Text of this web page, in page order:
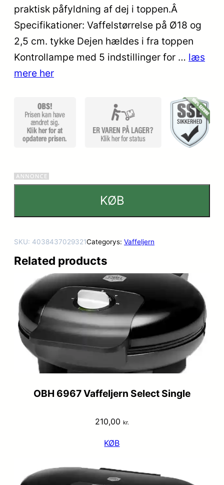
kundebedø
praktisk påfyldning af dej i toppen.Â
Specifikationer: Vaffelstørrelse på Ø18 og
2,5 cm. tykke Dejen hældes i fra toppen
Kontrollampe med 5 indstillinger for … læs
mere her
KØB
SKU: 4038437029321Categorys: Vaffeljern
Related products
OBH 6967 Vaffeljern Select Single
210,00 kr.
KØB